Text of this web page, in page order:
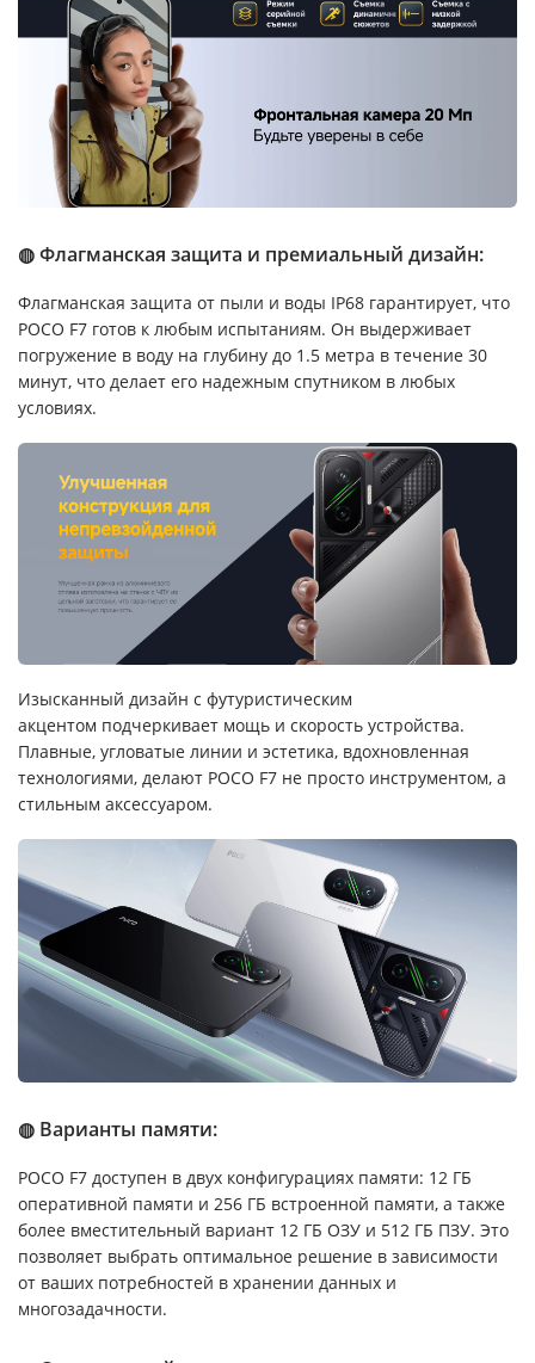
◍ Флагманская защита и премиальный дизайн:
Флагманская защита от пыли и воды IP68 гарантирует, что
POCO F7 готов к любым испытаниям. Он выдерживает
погружение в воду на глубину до 1.5 метра в течение 30
минут, что делает его надежным спутником в любых
условиях.
Изысканный дизайн с футуристическим
акцентом подчеркивает мощь и скорость устройства.
Плавные, угловатые линии и эстетика, вдохновленная
технологиями, делают POCO F7 не просто инструментом, а
стильным аксессуаром.
◍ Варианты памяти:
POCO F7 доступен в двух конфигурациях памяти: 12 ГБ
оперативной памяти и 256 ГБ встроенной памяти, а также
более вместительный вариант 12 ГБ ОЗУ и 512 ГБ ПЗУ. Это
позволяет выбрать оптимальное решение в зависимости
от ваших потребностей в хранении данных и
многозадачности.